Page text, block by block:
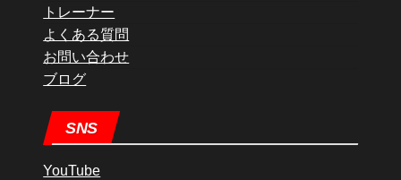
トレーナー
よくある質問
お問い合わせ
ブログ
SNS
YouTube